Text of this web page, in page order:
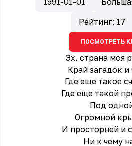
1991-01-01
Рейтинг: 17
ПОСМОТРЕТЬ
Эх, страна моя
Край загадок и
Где еще такое
Где еще такой
Под
Огромной
И просторней и
Ни к чему